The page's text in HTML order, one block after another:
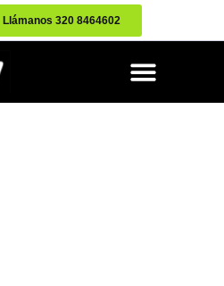
Llámanos 320 8464602